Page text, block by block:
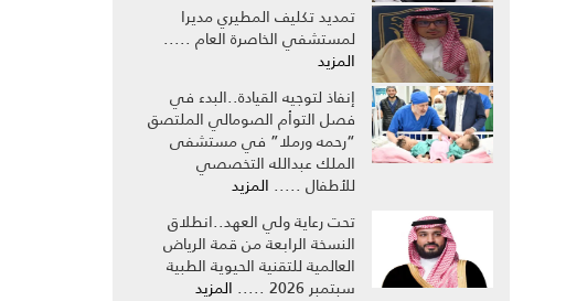
تمديد تكليف المطيري مديرا
لمستشفي الخاصرة العام .....
المزيد
إنفاذ لتوجيه القيادة..البدء في
فصل التوأم الصومالي الملتصق
“رحمه ورملا” في مستشفى
الملك عبدالله التخصصي
للأطفال ..... المزيد
تحت رعاية ولي العهد..انطلاق
النسخة الرابعة من قمة الرياض
العالمية للتقنية الحيوية الطبية
سبتمبر 2026 .....
المزيد